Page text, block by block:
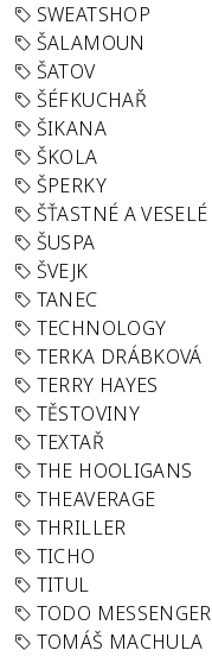
SWEATSHOP
ŠALAMOUN
ŠATOV
ŠÉFKUCHAŘ
ŠIKANA
ŠKOLA
ŠPERKY
ŠŤASTNÉ A VESELÉ
ŠUSPA
ŠVEJK
TANEC
TECHNOLOGY
TERKA DRÁBKOVÁ
TERRY HAYES
TĚSTOVINY
TEXTAŘ
THE HOOLIGANS
THEAVERAGE
THRILLER
TICHO
TITUL
TODO MESSENGER
TOMÁŠ MACHULA